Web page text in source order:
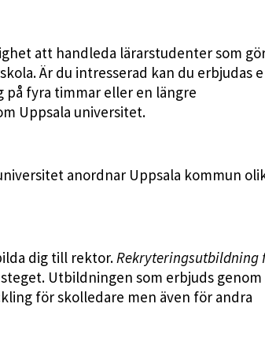
att handleda lärarstudenter som
Är du intresserad kan du erbjudas
fyra timmar eller en längre
Uppsala universitet.
anordnar Uppsala kommun
dig till rektor. Rekryteringsutbildning
Utbildningen som erbjuds genom
för skolledare men även för andra